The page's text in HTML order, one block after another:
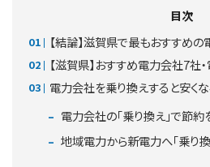
目次
【結論】滋賀県で最もおすすめ
【滋賀県】おすすめ電力会社7社
電力会社を乗り換えすると安く
電力会社の「乗り換え」で節
地域電力から新電力へ「乗り